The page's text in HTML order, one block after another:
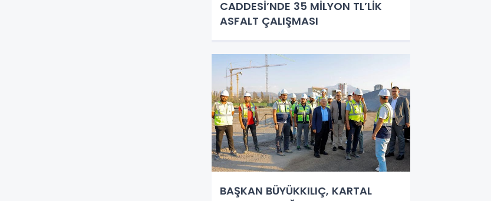
CADDESİ’NDE 35 MİLYON TL’LİK
ASFALT ÇALIŞMASI
BAŞKAN BÜYÜKKILIÇ, KARTAL